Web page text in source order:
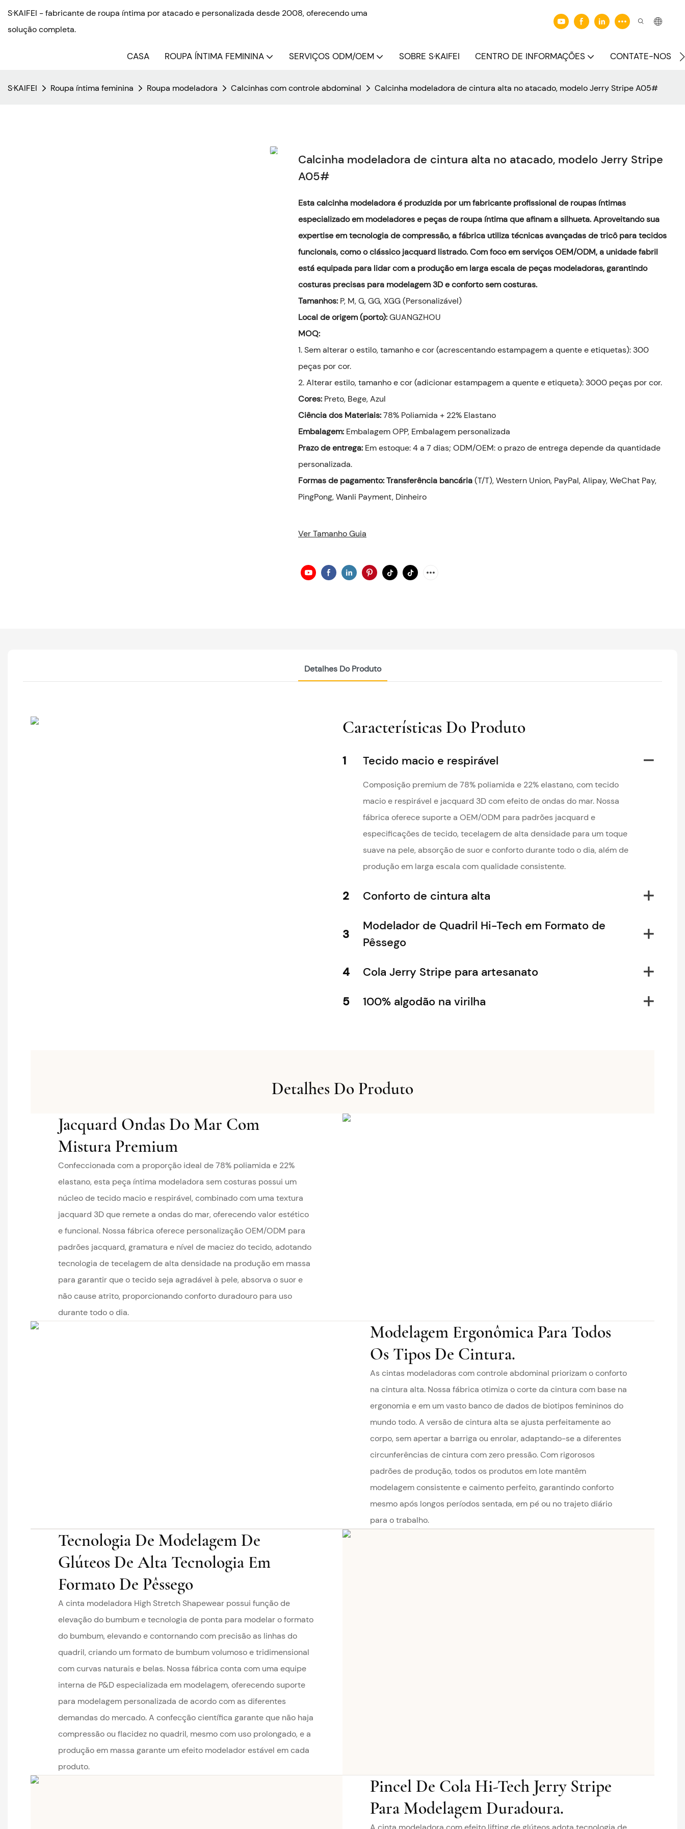
S·KAIFEI - fabricante de roupa íntima por atacado e personalizada desde 2008, oferecendo uma
solução completa.
CASA ROUPA ÍNTIMA FEMININA SERVIÇOS ODM/OEM SOBRE S·KAIFEI CENTRO DE INFORMAÇÕES CONTATE-NOS
S·KAIFEI Roupa íntima feminina Roupa modeladora Calcinhas com controle abdominal Calcinha modeladora de cintura alta no atacado, modelo Jerry Stripe A05#
Calcinha modeladora de cintura alta no atacado, modelo Jerry Stripe
A05#
Esta calcinha modeladora é produzida por um fabricante profissional de roupas íntimas
especializado em modeladores e peças de roupa íntima que afinam a silhueta. Aproveitando sua
expertise em tecnologia de compressão, a fábrica utiliza técnicas avançadas de tricô para tecidos
funcionais, como o clássico jacquard listrado. Com foco em serviços OEM/ODM, a unidade fabril
está equipada para lidar com a produção em larga escala de peças modeladoras, garantindo
costuras precisas para modelagem 3D e conforto sem costuras.
Tamanhos: P, M, G, GG, XGG (Personalizável)
Local de origem (porto):GUANGZHOU
MOQ:
1. Sem alterar o estilo, tamanho e cor (acrescentando estampagem a quente e etiquetas): 300
peças por cor.
2. Alterar estilo, tamanho e cor (adicionar estampagem a quente e etiqueta): 3000 peças por cor.
Cores: Preto, Bege, Azul
Ciência dos Materiais:78% Poliamida + 22% Elastano
Embalagem: Embalagem OPP, Embalagem personalizada
Prazo de entrega: Em estoque: 4 a 7 dias; ODM/OEM: o prazo de entrega depende da quantidade
personalizada.
Formas de pagamento: Transferência bancária(T/T), Western Union, PayPal, Alipay, WeChat Pay,
PingPong, Wanli Payment, Dinheiro
Ver Tamanho Guia
Detalhes Do Produto
Características Do Produto
1 Tecido macio e respirável
Composição premium de 78% poliamida e 22% elastano, com tecido
macio e respirável e jacquard 3D com efeito de ondas do mar. Nossa
fábrica oferece suporte a OEM/ODM para padrões jacquard e
especificações de tecido, tecelagem de alta densidade para um toque
suave na pele, absorção de suor e conforto durante todo o dia, além de
produção em larga escala com qualidade consistente.
2 Conforto de cintura alta
3
Modelador de Quadril Hi-Tech em Formato de
Pêssego
4
Cola Jerry Stripe para artesanato
5
100% algodão na virilha
Detalhes Do Produto
Jacquard Ondas Do Mar Com
Mistura Premium
Confeccionada com a proporção ideal de 78% poliamida e 22%
elastano, esta peça íntima modeladora sem costuras possui um
núcleo de tecido macio e respirável, combinado com uma textura
jacquard 3D que remete a ondas do mar, oferecendo valor estético
e funcional. Nossa fábrica oferece personalização OEM/ODM para
padrões jacquard, gramatura e nível de maciez do tecido, adotando
tecnologia de tecelagem de alta densidade na produção em massa
para garantir que o tecido seja agradável à pele, absorva o suor e
não cause atrito, proporcionando conforto duradouro para uso
durante todo o dia.
Modelagem Ergonômica Para Todos
Os Tipos De Cintura.
As cintas modeladoras com controle abdominal priorizam o conforto
na cintura alta. Nossa fábrica otimiza o corte da cintura com base na
ergonomia e em um vasto banco de dados de biotipos femininos do
mundo todo. A versão de cintura alta se ajusta perfeitamente ao
corpo, sem apertar a barriga ou enrolar, adaptando-se a diferentes
circunferências de cintura com zero pressão. Com rigorosos
padrões de produção, todos os produtos em lote mantêm
modelagem consistente e caimento perfeito, garantindo conforto
mesmo após longos períodos sentada, em pé ou no trajeto diário
para o trabalho.
Tecnologia De Modelagem De
Glúteos De Alta Tecnologia Em
Formato De Pêssego
A cinta modeladora High Stretch Shapewear possui função de
elevação do bumbum e tecnologia de ponta para modelar o formato
do bumbum, elevando e contornando com precisão as linhas do
quadril, criando um formato de bumbum volumoso e tridimensional
com curvas naturais e belas. Nossa fábrica conta com uma equipe
interna de P&D especializada em modelagem, oferecendo suporte
para modelagem personalizada de acordo com as diferentes
demandas do mercado. A confecção científica garante que não haja
compressão ou flacidez no quadril, mesmo com uso prolongado, e a
produção em massa garante um efeito modelador estável em cada
produto.
Pincel De Cola Hi-Tech Jerry Stripe
Para Modelagem Duradoura.